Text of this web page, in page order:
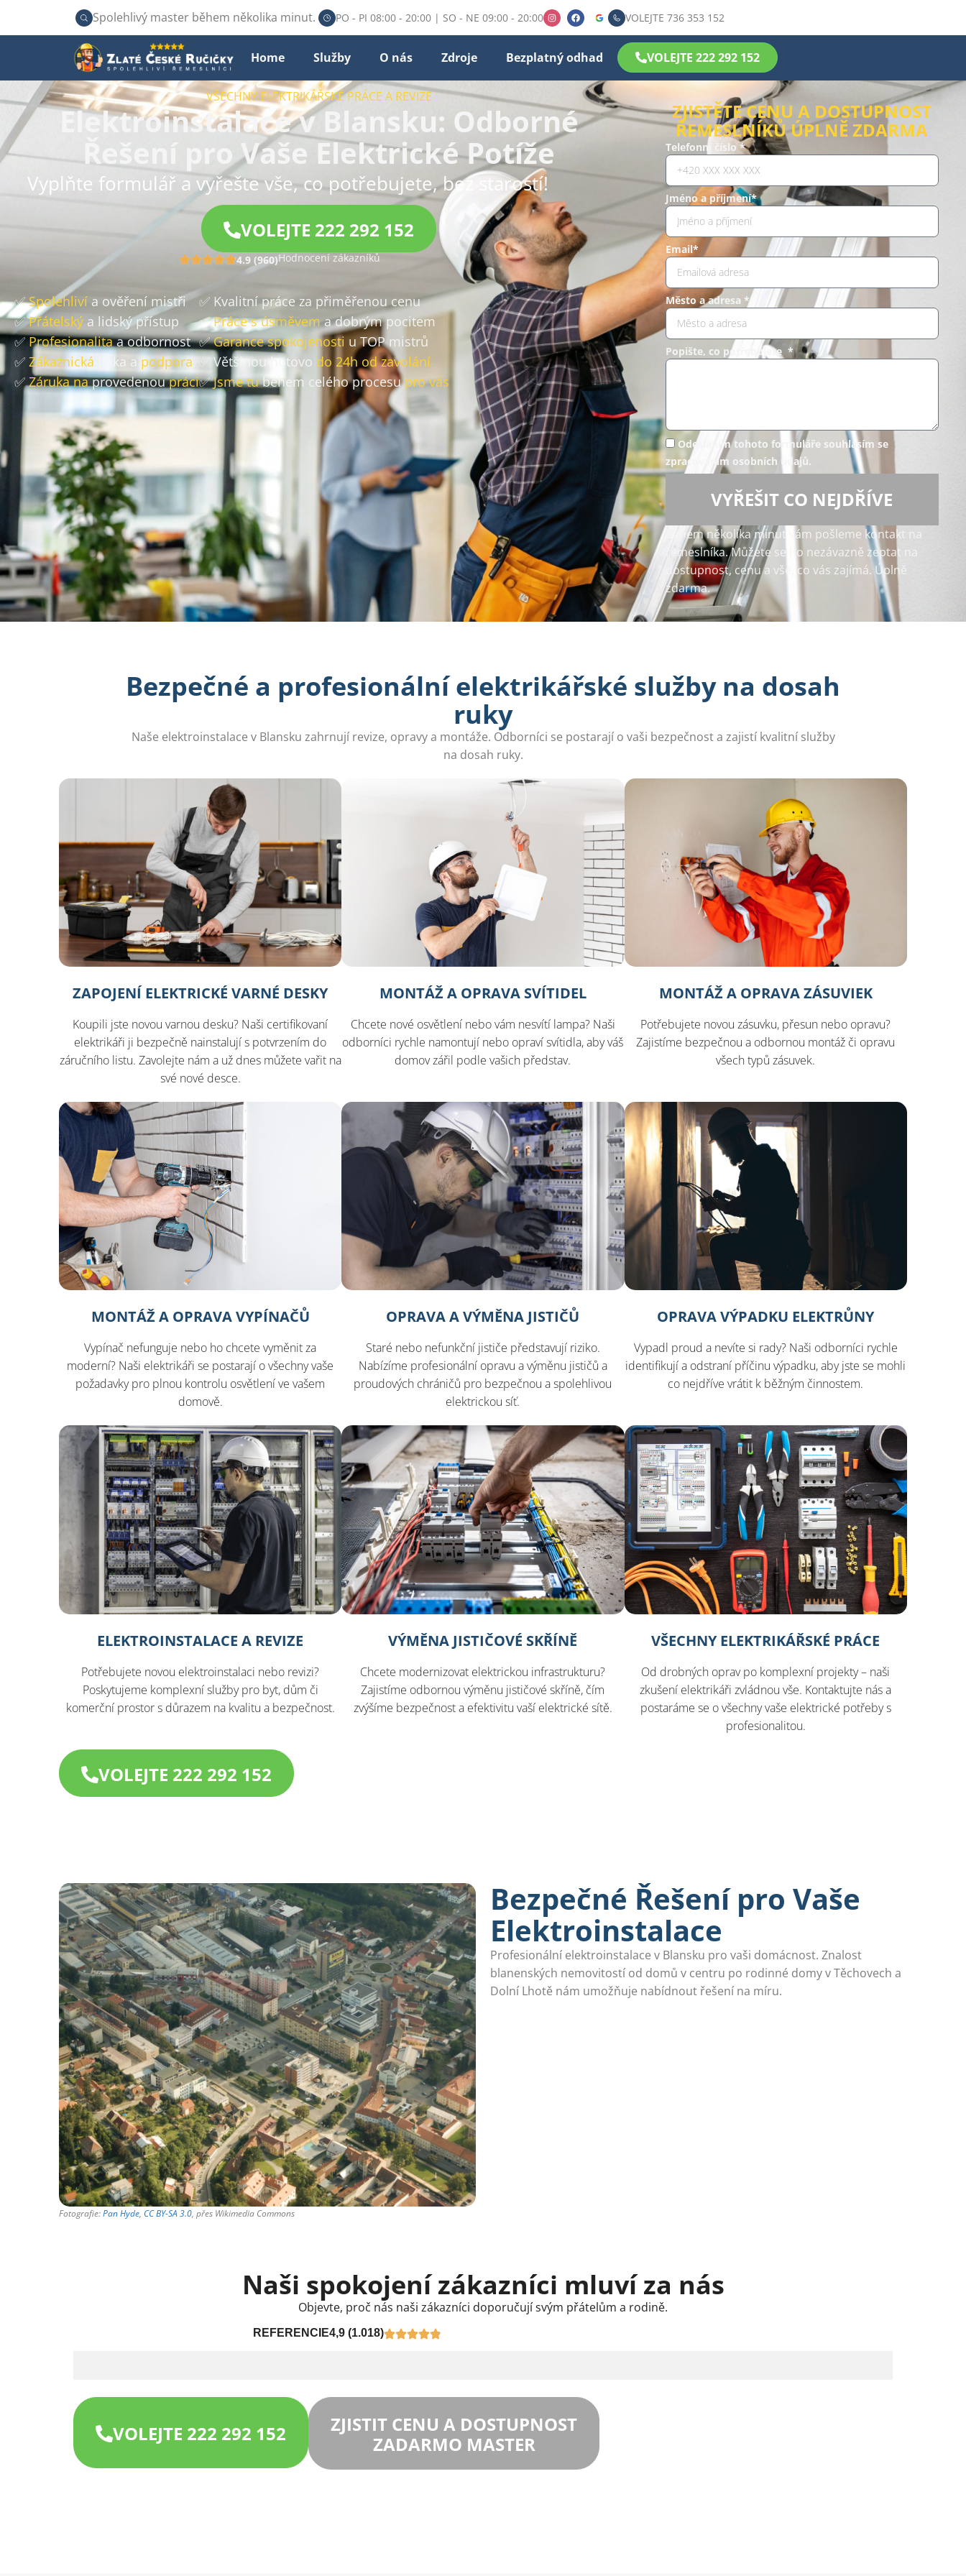
Spolehlivý master během několika minut. PO - PI 08:00 - 20:00 | SO - NE 09:00 - 20:00 VOLEJTE 736 353 152
Home Služby O nás Zdroje Bezplatný odhad VOLEJTE 222 292 152
VŠECHNY ELEKTRIKÁŘSKÉ PRÁCE A REVIZE
Elektroinstalace v Blansku: Odborné
Řešení pro Vaše Elektrické Potíže
Vyplňte formulář a vyřešte vše, co potřebujete, bez starostí!
VOLEJTE 222 292 152
4.9 (960)Hodnocení zákazníků
✅Spolehliví a ověření mistři
✅Přátelský a lidský přístup
✅Profesionalitaa odbornost
✅ Zákaznická linka a podpora
✅Záruka naprovedenoupráci
✅ Kvalitní práce za přiměřenou cenu
✅Práce s úsměvema dobrým pocitem
✅Garance spokojenostiu TOP mistrů
✅ Většinou hotovo do 24h od zavolání
✅Jsme tuběhem celého procesupro vás
ZJISTĚTE CENU A DOSTUPNOST
ŘEMESLNÍKŮ ÚPLNĚ ZDARMA
Telefonní číslo *
Jméno a příjmení*
Email*
Město a adresa *
Popište, co potřebujete *
Odesláním tohoto formuláře souhlasím se
zpracováním osobních údajů.
VYŘEŠIT CO NEJDŘÍVE
Během několika minut vám pošleme kontakt na
řemeslníka. Můžete se ho nezávazně zeptat na
dostupnost, cenu a vše, co vás zajímá. Úplně
zdarma.
Bezpečné a profesionální elektrikářské služby na dosah
ruky
Naše elektroinstalace v Blansku zahrnují revize, opravy a montáže. Odborníci se postarají o vaši bezpečnost a zajistí kvalitní služby
na dosah ruky.
ZAPOJENÍ ELEKTRICKÉ VARNÉ DESKY
Koupili jste novou varnou desku? Naši certifikovaní
elektrikáři ji bezpečně nainstalují s potvrzením do
záručního listu. Zavolejte nám a už dnes můžete vařit na
své nové desce.
MONTÁŽ A OPRAVA SVÍTIDEL
Chcete nové osvětlení nebo vám nesvítí lampa? Naši
odborníci rychle namontují nebo opraví svítidla, aby váš
domov zářil podle vašich představ.
MONTÁŽ A OPRAVA ZÁSUVIEK
Potřebujete novou zásuvku, přesun nebo opravu?
Zajistíme bezpečnou a odbornou montáž či opravu
všech typů zásuvek.
MONTÁŽ A OPRAVA VYPÍNAČŮ
Vypínač nefunguje nebo ho chcete vyměnit za
moderní? Naši elektrikáři se postarají o všechny vaše
požadavky pro plnou kontrolu osvětlení ve vašem
domově.
OPRAVA A VÝMĚNA JISTIČŮ
Staré nebo nefunkční jističe představují riziko.
Nabízíme profesionální opravu a výměnu jističů a
proudových chráničů pro bezpečnou a spolehlivou
elektrickou síť.
OPRAVA VÝPADKU ELEKTRŮNY
Vypadl proud a nevíte si rady? Naši odborníci rychle
identifikují a odstraní příčinu výpadku, aby jste se mohli
co nejdříve vrátit k běžným činnostem.
ELEKTROINSTALACE A REVIZE
Potřebujete novou elektroinstalaci nebo revizi?
Poskytujeme komplexní služby pro byt, dům či
komerční prostor s důrazem na kvalitu a bezpečnost.
VÝMĚNA JISTIČOVÉ SKŘÍNĚ
Chcete modernizovat elektrickou infrastrukturu?
Zajistíme odbornou výměnu jističové skříně, čím
zvýšíme bezpečnost a efektivitu vaší elektrické sítě.
VŠECHNY ELEKTRIKÁŘSKÉ PRÁCE
Od drobných oprav po komplexní projekty – naši
zkušení elektrikáři zvládnou vše. Kontaktujte nás a
postaráme se o všechny vaše elektrické potřeby s
profesionalitou.
VOLEJTE 222 292 152
Fotografie:Pan Hyde, CC BY-SA 3.0, přes Wikimedia Commons
Bezpečné Řešení pro Vaše
Elektroinstalace
Profesionální elektroinstalace v Blansku pro vaši domácnost. Znalost
blanenských nemovitostí od domů v centru po rodinné domy v Těchovech a
Dolní Lhotě nám umožňuje nabídnout řešení na míru.
Naši spokojení zákazníci mluví za nás
Objevte, proč nás naši zákazníci doporučují svým přátelům a rodině.
REFERENCIE4,9 (1.018)
VOLEJTE 222 292 152
ZJISTIT CENU A DOSTUPNOST
ZADARMO MASTER